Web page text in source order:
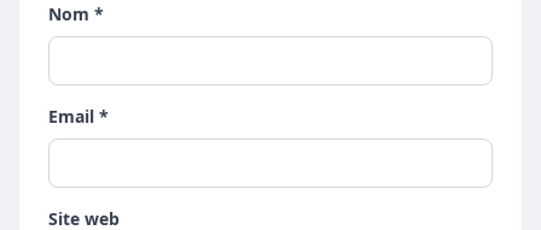
Nom *
Email *
Site web